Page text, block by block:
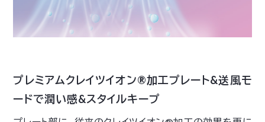
プレミアムクレイツイオン®加工プレート&送風モ
ードで潤い感&スタイルキープ